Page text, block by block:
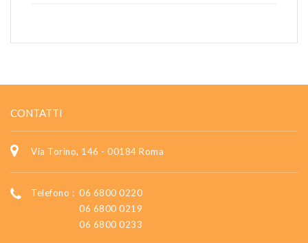
CONTATTI
Via Torino, 146 - 00184 Roma
Telefono : 06 6800 0220
06 6800 0219
06 6800 0233